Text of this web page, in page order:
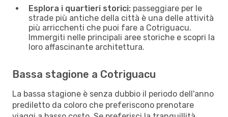
Esplora i quartieri storici: passeggiare per le
strade più antiche della città è una delle attività
più arricchenti che puoi fare a Cotriguacu.
Immergiti nelle principali aree storiche e scopri la
loro affascinante architettura.
Bassa stagione a Cotriguacu
La bassa stagione è senza dubbio il periodo dell'anno
prediletto da coloro che preferiscono prenotare